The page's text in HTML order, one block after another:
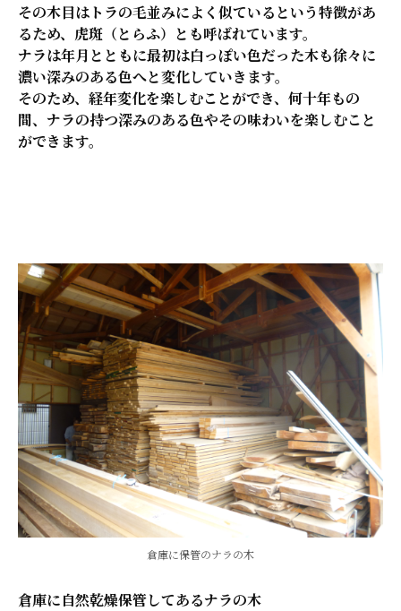
その木目はトラの毛並みによく似ているという特徴があ
るため、虎斑（とらふ）とも呼ばれています。
ナラは年月とともに最初は白っぽい色だった木も徐々に
濃い深みのある色へと変化していきます。
そのため、経年変化を楽しむことができ、何十年もの
間、ナラの持つ深みのある色やその味わいを楽しむこと
ができます。
倉庫に保管のナラの木
倉庫に自然乾燥保管してあるナラの木